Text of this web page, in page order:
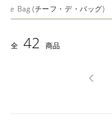
光田愛のテーブルコーディネー
de Bag (チーフ・デ・バッグ)
全 42 商品